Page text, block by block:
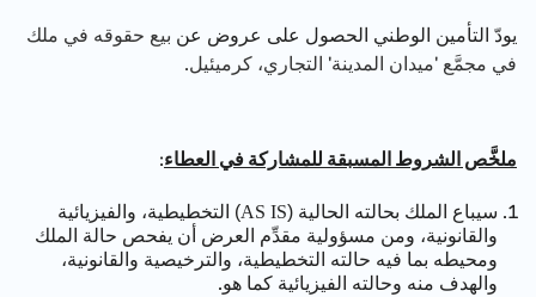
يودّ التأمين الوطني الحصول على عروض عنبيع حقوقه في ملك
في مجمَّع 'ميدان المدينة' التجاري، كرميئيل.
ملخَّص الشروط المسبقة للمشاركة في العطاء:
سيباع الملك بحالته الحالية(
AS IS
)التخطيطية، والفيزيائية
والقانونية، ومن مسؤولية مقدِّم العرض أن يفحص حالة الملك
ومحيطه بما فيه حالته التخطيطية، والترخيصية والقانونية،
والهدف منه وحالته الفيزيائية كما هو.